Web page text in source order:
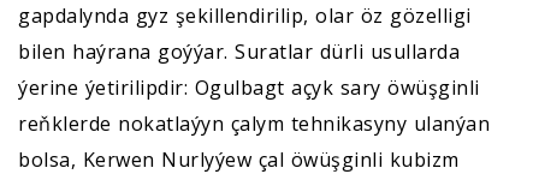
gapdalynda gyz şekillendirilip, olar öz gözelligi
bilen haýrana goýýar. Suratlar dürli usullarda
ýerine ýetirilipdir: Ogulbagt açyk sary öwüşginli
reňklerde nokatlaýyn çalym tehnikasyny ulanýan
bolsa, Kerwen Nurlyýew çal öwüşginli kubizm